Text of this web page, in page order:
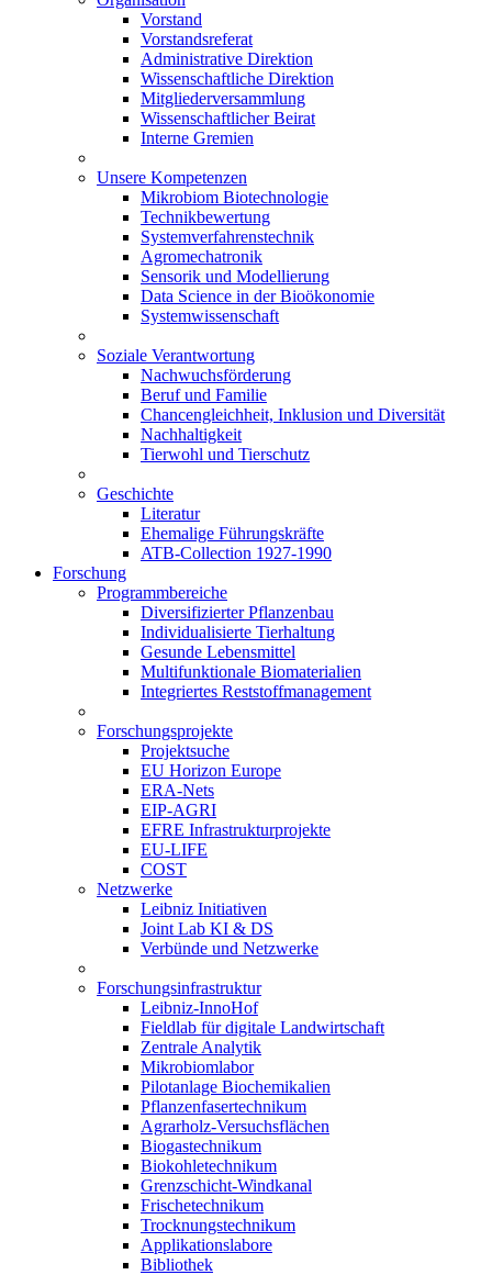
Vorstand
Vorstandsreferat
Administrative Direktion
Wissenschaftliche Direktion
Mitgliederversammlung
Wissenschaftlicher Beirat
Interne Gremien
Unsere Kompetenzen
Mikrobiom Biotechnologie
Technikbewertung
Systemverfahrenstechnik
Agromechatronik
Sensorik und Modellierung
Data Science in der Bioökonomie
Systemwissenschaft
Soziale Verantwortung
Nachwuchsförderung
Beruf und Familie
Chancengleichheit, Inklusion und Diversität
Nachhaltigkeit
Tierwohl und Tierschutz
Geschichte
Literatur
Ehemalige Führungskräfte
ATB-Collection 1927-1990
Forschung
Programmbereiche
Diversifizierter Pflanzenbau
Individualisierte Tierhaltung
Gesunde Lebensmittel
Multifunktionale Biomaterialien
Integriertes Reststoffmanagement
Forschungsprojekte
Projektsuche
EU Horizon Europe
ERA-Nets
EIP-AGRI
EFRE Infrastrukturprojekte
EU-LIFE
COST
Netzwerke
Leibniz Initiativen
Joint Lab KI & DS
Verbünde und Netzwerke
Forschungsinfrastruktur
Leibniz-InnoHof
Fieldlab für digitale Landwirtschaft
Zentrale Analytik
Mikrobiomlabor
Pilotanlage Biochemikalien
Pflanzenfasertechnikum
Agrarholz-Versuchsflächen
Biogastechnikum
Biokohletechnikum
Grenzschicht-Windkanal
Frischetechnikum
Trocknungstechnikum
Applikationslabore
Bibliothek